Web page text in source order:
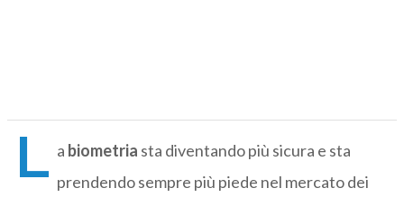
L a biometria sta diventando più sicura e sta
prendendo sempre più piede nel mercato dei